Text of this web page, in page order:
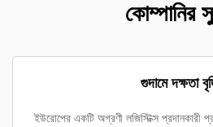
কোম্পানির
গুদামে দক্ষতা
ইউরোপের একটি অগ্রণী লজিস্টিক্স প্রদানকারী